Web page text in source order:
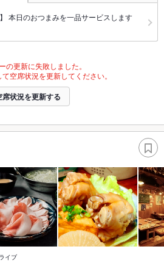
本日のおつまみを一品サービスします
の更新に失敗しました。
空席状況を更新してください。
席状況を更新する
イブ